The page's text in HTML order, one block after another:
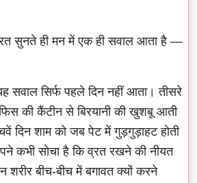
सुनते ही मन में एक ही सवाल आता है —
सवाल सिर्फ पहले दिन नहीं आता। तीसरे
की कैंटीन से बिरयानी की खुशबू आती
दिन शाम को जब पेट में गुड़गुड़ाहट होती
कभी सोचा है कि व्रत रखने की नीयत
शरीर बीच-बीच में बगावत क्यों करने